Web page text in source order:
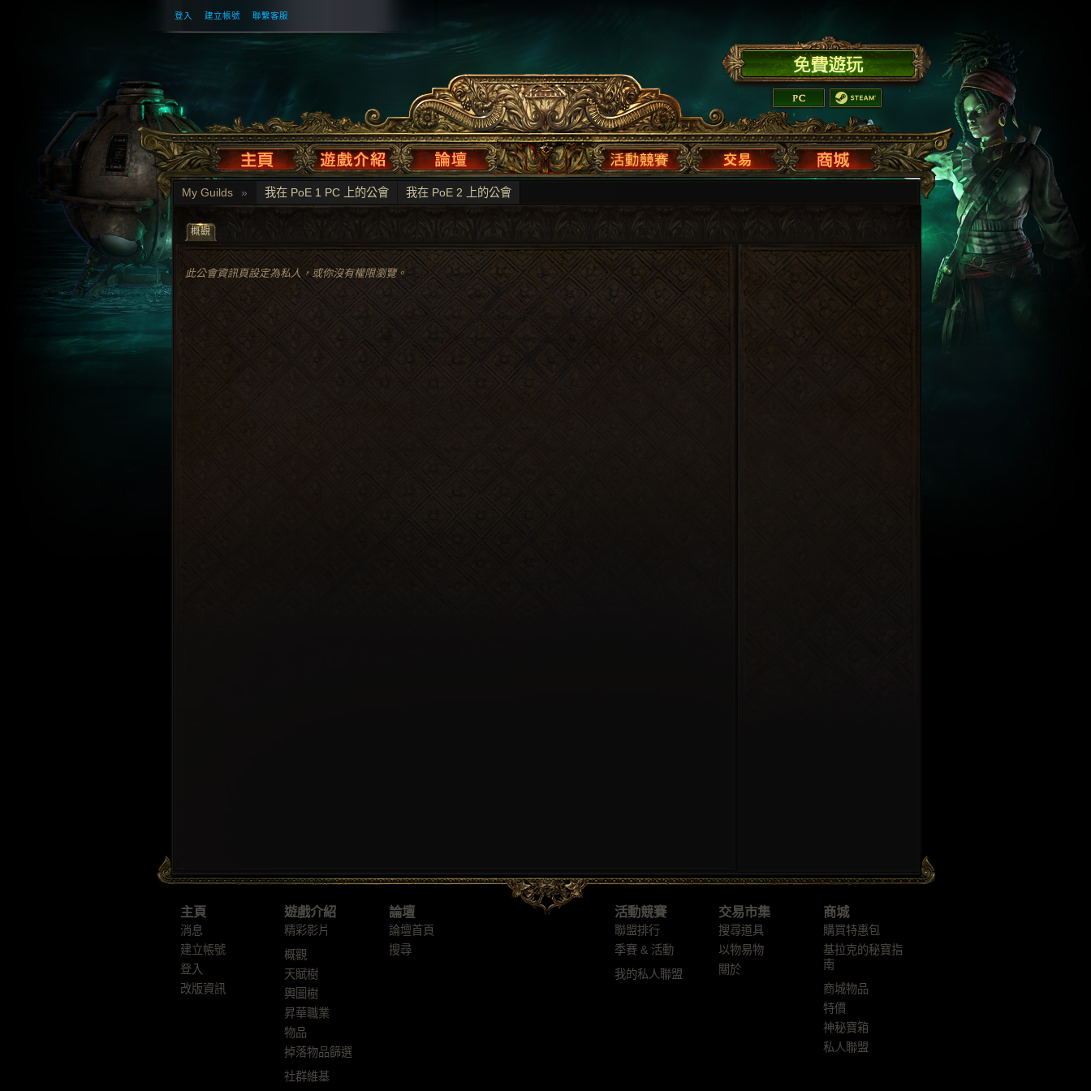
登入 建立帳號 聯繫客服
My Guilds » 我在 PoE 1 PC 上的公會 我在 PoE 2 上的公會
概觀
此公會資訊頁設定為私人，或你沒有權限瀏覽。
主頁
消息
建立帳號
登入
改版資訊
遊戲介紹
精彩影片
概觀
天賦樹
輿圖樹
昇華職業
物品
掉落物品篩選
社群維基
論壇
論壇首頁
搜尋
活動競賽
聯盟排行
季賽 & 活動
我的私人聯盟
交易市集
搜尋道具
以物易物
關於
商城
購買特惠包
基拉克的秘寶指
南
商城物品
特價
神秘寶箱
私人聯盟